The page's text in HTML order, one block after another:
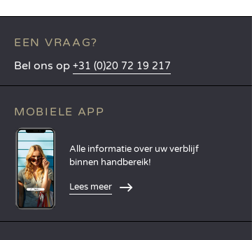
EEN VRAAG?
Bel ons op +31 (0)20 72 19 217
MOBIELE APP
Alle informatie over uw verblijf
binnen handbereik!
Lees meer